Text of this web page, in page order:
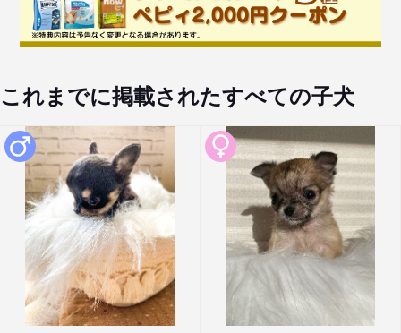
これまでに掲載されたすべての子犬